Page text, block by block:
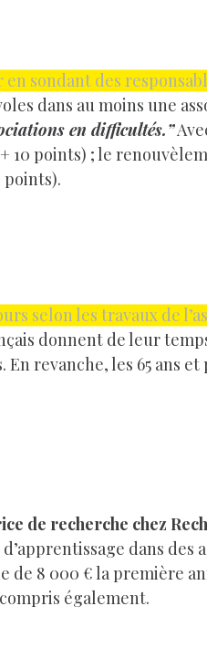
sondant des
dans au moins une
en difficultés.”
10 points) ; le
points).
selon les travaux de
donnent de leur
revanche, les 65 ans
de recherche chez
dans des
de 8 000 € la première
également.